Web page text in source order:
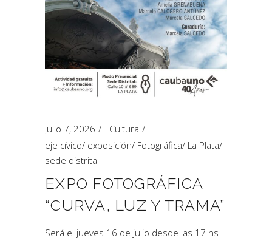
julio 7, 2026
Cultura
eje cívico/ exposición/ Fotográfica/ La Plata/
sede distrital
EXPO FOTOGRÁFICA
“CURVA, LUZ Y TRAMA”
Será el jueves 16 de julio desde las 17 hs